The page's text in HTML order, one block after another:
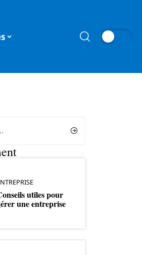
utiles pour
une entreprise